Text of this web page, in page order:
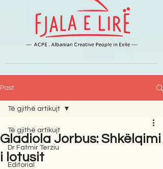
Post
Të gjithë artikujt
Dr Fatmir Terziu
Editorial
Të gjithë artikujt
Gladiola Jorbus: Shkëlqimi
i lotusit